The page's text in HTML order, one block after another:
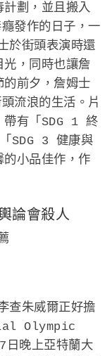
計劃，並且搬入
發作的日子，一
於街頭表演時還
，同時也讓詹
前夕，詹姆士
流浪的生活。片
帶有「SDG 1 終
SDG 3 健康與
小品佳作，作
論會殺人
查朱威爾正好擔
Olympic
日晚上亞特蘭大